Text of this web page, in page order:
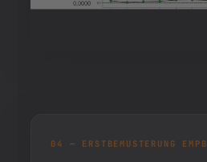
04 — ERSTBEMUSTERUNG EMPB